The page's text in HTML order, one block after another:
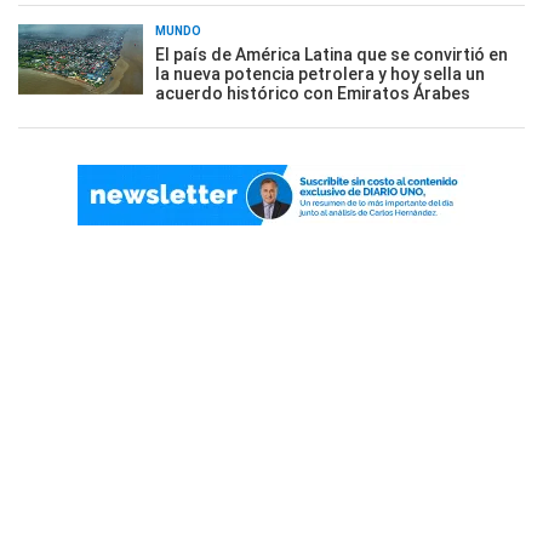
MUNDO
El país de América Latina que se convirtió en
la nueva potencia petrolera y hoy sella un
acuerdo histórico con Emiratos Árabes